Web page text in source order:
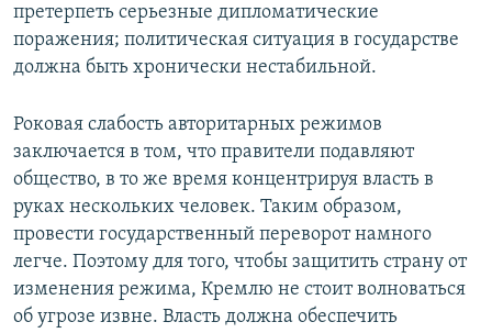
претерпеть серьезные дипломатические
поражения; политическая ситуация в государстве
должна быть хронически нестабильной.
Роковая слабость авторитарных режимов
заключается в том, что правители подавляют
общество, в то же время концентрируя власть в
руках нескольких человек. Таким образом,
провести государственный переворот намного
легче. Поэтому для того, чтобы защитить страну от
изменения режима, Кремлю не стоит волноваться
об угрозе извне. Власть должна обеспечить